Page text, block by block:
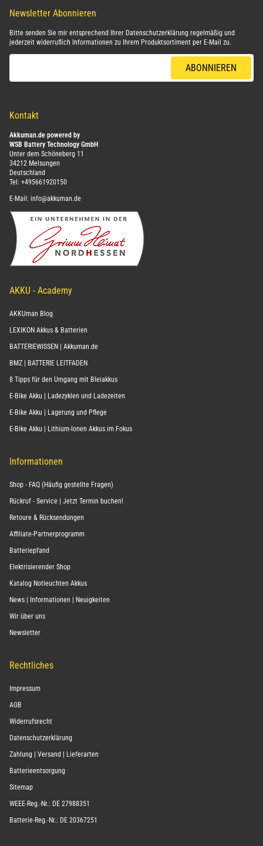
Newsletter Abonnieren
Bitte senden Sie mir entsprechend Ihrer Datenschutzerklärung regelmäßig und
jederzeit widerruflich Informationen zu Ihrem Produktsortiment per E-Mail zu.
ABONNIEREN
Kontakt
Akkuman.de powered by
WSB Battery Technology GmbH
Unter dem Schöneberg 11
34212 Melsungen
Deutschland
Tel: +495661920150
E-Mail: info@akkuman.de
AKKU - Academy
AKKUman Blog
LEXIKON Akkus & Batterien
BATTERIEWISSEN | Akkuman.de
BMZ | BATTERIE LEITFADEN
8 Tipps für den Umgang mit Bleiakkus
E-Bike Akku | Ladezyklen und Ladezeiten
E-Bike Akku | Lagerung und Pflege
E-Bike Akku | Lithium-Ionen Akkus im Fokus
Informationen
Shop - FAQ (Häufig gestellte Fragen)
Rückruf - Service | Jetzt Termin buchen!
Retoure & Rücksendungen
Affiliate-Partnerprogramm
Batteriepfand
Elektrisierender Shop
Katalog Notleuchten Akkus
News | Informationen | Neuigkeiten
Wir über uns
Newsletter
Rechtliches
Impressum
AGB
Widerrufsrecht
Datenschutzerklärung
Zahlung | Versand | Lieferarten
Batterieentsorgung
Sitemap
WEEE-Reg.-Nr.: DE 27988351
Batterie-Reg.-Nr.: DE 20367251